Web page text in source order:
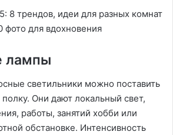
лампы
светильники можно поставить
Они дают локальный свет,
работы, занятий хобби или
обстановке. Интенсивность